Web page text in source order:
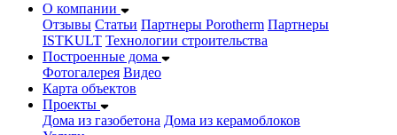
О компании
Отзывы Статьи Партнеры Porotherm Партнеры
ISTKULT Технологии строительства
Построенные дома
Фотогалерея Видео
Карта объектов
Проекты
Дома из газобетонa Дома из керамоблоков